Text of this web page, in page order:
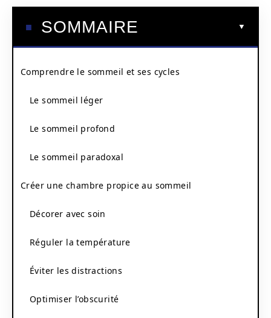
SOMMAIRE
Comprendre le sommeil et ses cycles
Le sommeil léger
Le sommeil profond
Le sommeil paradoxal
Créer une chambre propice au sommeil
Décorer avec soin
Réguler la température
Éviter les distractions
Optimiser l’obscurité